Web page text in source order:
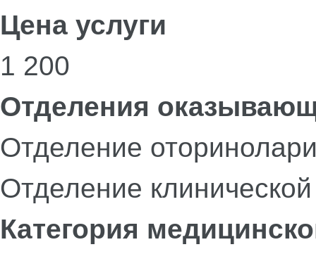
Цена услуги
1 200
Отделения
Отделение
Отделение
Категория